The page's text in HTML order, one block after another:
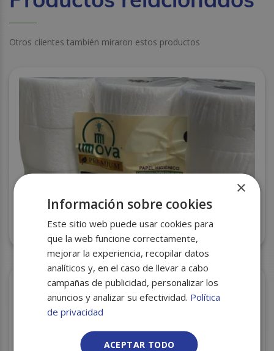
Otros clientes también miraron estos productos
HIGIENICO INDUSTRIAL INNOVA PREMIUM PASTA
LAMINADA S/18
×
Información sobre cookies
Este sitio web puede usar cookies para
que la web funcione correctamente,
mejorar la experiencia, recopilar datos
analíticos y, en el caso de llevar a cabo
campañas de publicidad, personalizar los
anuncios y analizar su efectividad. Política
de privacidad
ACEPTAR TODO